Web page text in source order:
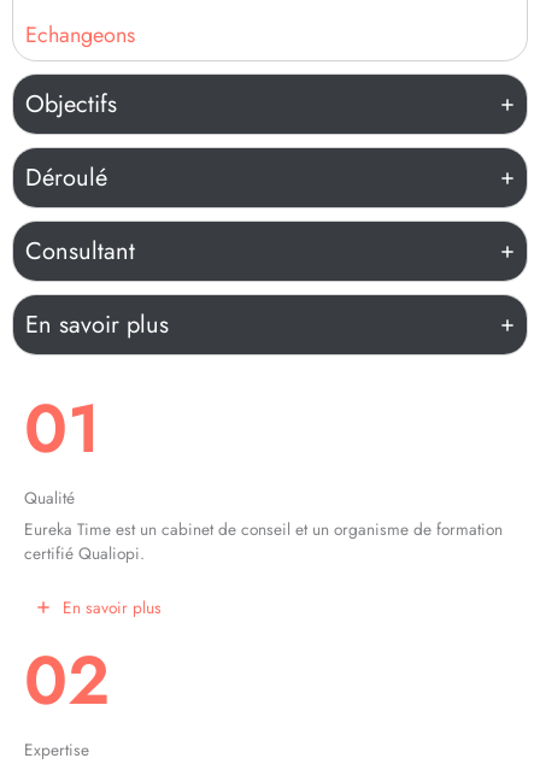
Echangeons
Objectifs
Déroulé
Consultant
En savoir plus
01
Qualité
Eureka Time est un cabinet de conseil et un organisme de formation
certifié Qualiopi.
En savoir plus
02
Expertise